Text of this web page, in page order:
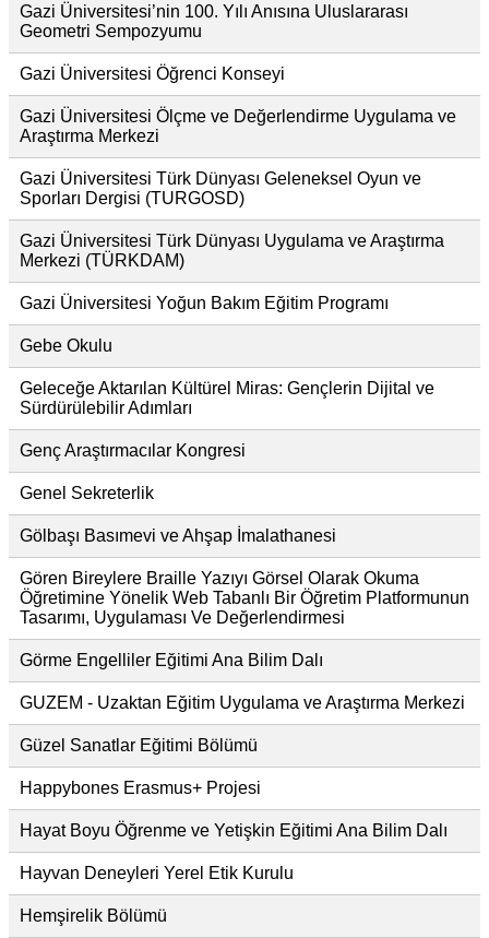
Gazi Üniversitesi’nin 100. Yılı Anısına Uluslararası
Geometri Sempozyumu
Gazi Üniversitesi Öğrenci Konseyi
Gazi Üniversitesi Ölçme ve Değerlendirme Uygulama ve
Araştırma Merkezi
Gazi Üniversitesi Türk Dünyası Geleneksel Oyun ve
Sporları Dergisi (TURGOSD)
Gazi Üniversitesi Türk Dünyası Uygulama ve Araştırma
Merkezi (TÜRKDAM)
Gazi Üniversitesi Yoğun Bakım Eğitim Programı
Gebe Okulu
Geleceğe Aktarılan Kültürel Miras: Gençlerin Dijital ve
Sürdürülebilir Adımları
Genç Araştırmacılar Kongresi
Genel Sekreterlik
Gölbaşı Basımevi ve Ahşap İmalathanesi
Gören Bireylere Braille Yazıyı Görsel Olarak Okuma
Öğretimine Yönelik Web Tabanlı Bir Öğretim Platformunun
Tasarımı, Uygulaması Ve Değerlendirmesi
Görme Engelliler Eğitimi Ana Bilim Dalı
GUZEM - Uzaktan Eğitim Uygulama ve Araştırma Merkezi
Güzel Sanatlar Eğitimi Bölümü
Happybones Erasmus+ Projesi
Hayat Boyu Öğrenme ve Yetişkin Eğitimi Ana Bilim Dalı
Hayvan Deneyleri Yerel Etik Kurulu
Hemşirelik Bölümü